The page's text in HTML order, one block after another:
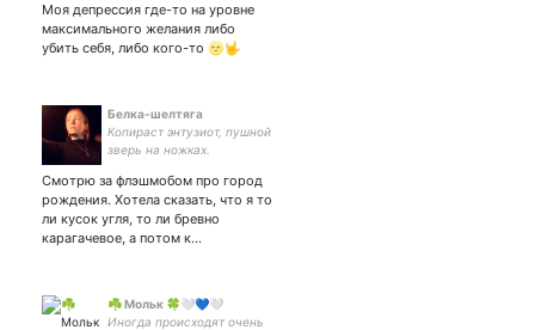
названием!
Моя депрессия где-то на уровне
максимального желания либо
убить себя, либо кого-то 🌝🤟
Белка-шелтяга
Копираст энтузиот, пушной
зверь на ножках.
узлы, предсказываю
позапрошлое по линиям
пяток. Флужу за деньги,
жую за идею.
Смотрю за флэшмобом про город
рождения. Хотела сказать, что я то
ли кусок угля, то ли бревно
карагачевое, а потом к…
☘️ Мольк 🍀🤍💙🤍
Иногда происходят очень